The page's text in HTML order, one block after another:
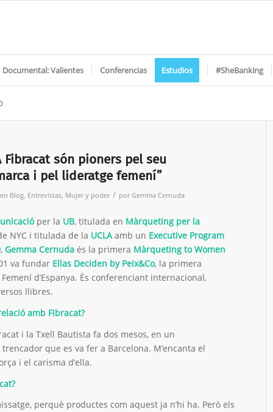
Documental: Valientes Conferencias Estudios #SheBanking
Fibracat són pioners pel seu
i pel lideratge femení”
en Blog, Entrevistas, Mujer y poder / porGemma Cernuda
per la UB, titulada en Màrqueting per la
NYC i titulada de la UCLAamb un Executive Program
, Gemma Cernuda és la primera Màrqueting to Women
va fundar Ellas Deciden by Peix&Co, la primera
d’Espanya. És conferenciant internacional,
llibres.
amb Fibracat?
i la Txell Bautista fa dos mesos, en un
que es va fer a Barcelona. M’encanta el
i el carisma d’ella.
perquè productes com aquest ja n’hi ha. Però els